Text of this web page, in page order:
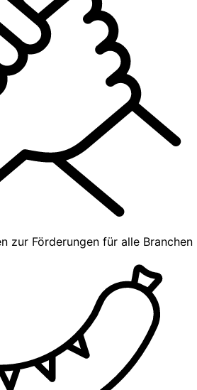
zur Förderungen für alle Branchen​